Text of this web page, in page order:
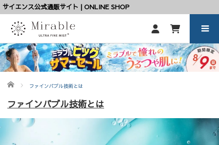
サイエンス公式通販サイト | ONLINE SHOP
ホーム ファインバブル技術とは
ファインバブル技術とは